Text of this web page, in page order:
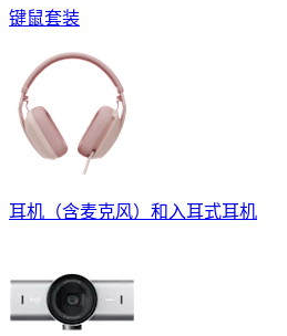
键鼠套装
耳机（含麦克风）和入耳式耳机